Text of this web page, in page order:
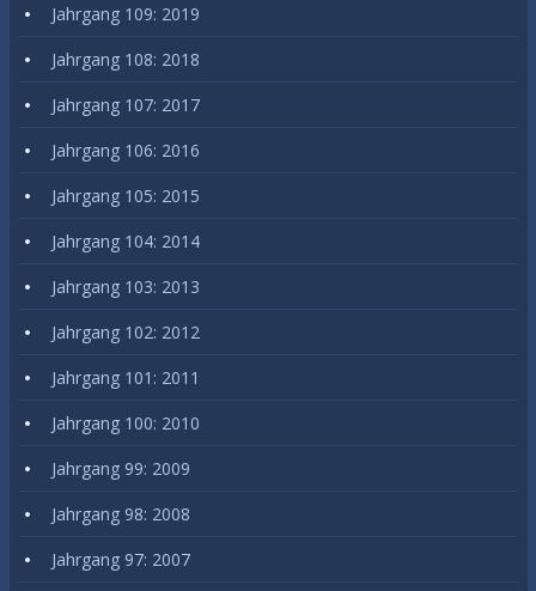
Jahrgang 109: 2019
Jahrgang 108: 2018
Jahrgang 107: 2017
Jahrgang 106: 2016
Jahrgang 105: 2015
Jahrgang 104: 2014
Jahrgang 103: 2013
Jahrgang 102: 2012
Jahrgang 101: 2011
Jahrgang 100: 2010
Jahrgang 99: 2009
Jahrgang 98: 2008
Jahrgang 97: 2007